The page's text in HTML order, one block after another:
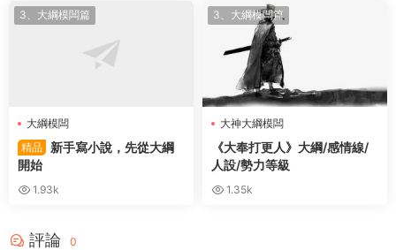
3、大綱模闆篇
大綱模闆
精品
新手寫小說，先從大綱
開始
1.93k
3、大綱模闆篇
大神大綱模闆
《大奉打更人》大綱/感情線/
人設/勢力等級
1.35k
評論 0